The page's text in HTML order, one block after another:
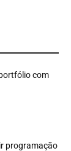
com
programação